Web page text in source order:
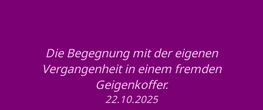
Die Begegnung mit der eigenen
Vergangenheit in einem fremden
Geigenkoffer.
22.10.2025